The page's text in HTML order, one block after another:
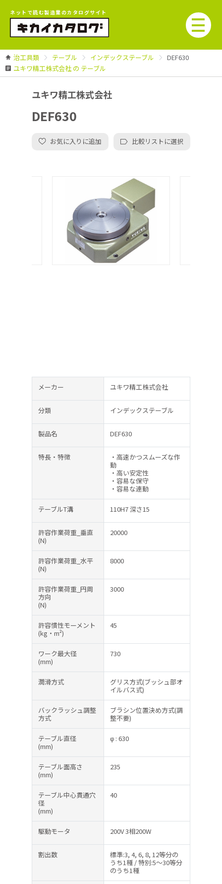
ネットで読む製造業のカタログサイト
治工具類 テーブル インデックステーブル
DEF630
ユキワ精工株式会社 の テーブル
ユキワ精工株式会社
DEF630
お気に入りに追加 比較リストに選択
メーカー ユキワ精工株式会社
分類 インデックステーブル
製品名 DEF630
特長・特徴
・高速かつスムーズな作
動
・高い安定性
・容易な保守
・容易な連動
テーブルT溝 110H7 深さ15
許容作業荷重_垂直
(N)
20000
許容作業荷重_水平
(N)
8000
許容作業荷重_円周
方向
(N)
3000
許容慣性モーメント
(kg・m²)
45
ワーク最大径
(mm)
730
潤滑方式
グリス方式(ブッシュ部オ
イルバス式)
バックラッシュ調整
方式
ブラシン位置決め方式(調
整不要)
テーブル直径
(mm)
φ : 630
テーブル面高さ
(mm)
235
テーブル中心貫通穴
径
(mm)
40
駆動モータ 200V 3相200W
割出数
標準:3, 4, 6, 8, 12等分の
うち1種 / 特別:5〜30等分
のうち1種